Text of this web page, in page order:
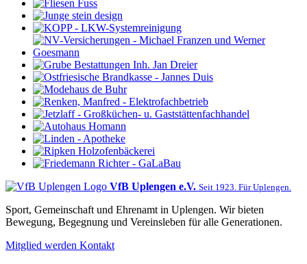
VfB Uplengen e.V. Seit 1923. Für Uplengen.
Sport, Gemeinschaft und Ehrenamt in Uplengen. Wir bieten
Bewegung, Begegnung und Vereinsleben für alle Generationen.
Mitglied werden Kontakt